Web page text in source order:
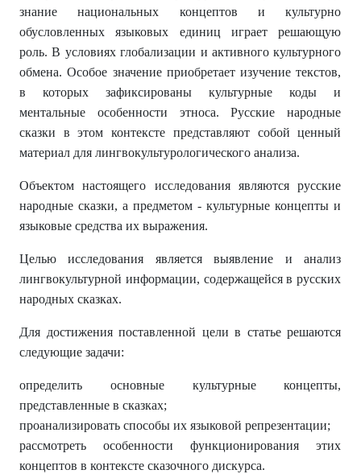
знание национальных концептов и культурно
обусловленных языковых единиц играет решающую
роль. В условиях глобализации и активного культурного
обмена. Особое значение приобретает изучение текстов,
в которых зафиксированы культурные коды и
ментальные особенности этноса. Русские народные
сказки в этом контексте представляют собой ценный
материал для лингвокультурологического анализа.
Объектом настоящего исследования являются русские
народные сказки, а предметом - культурные концепты и
языковые средства их выражения.
Целью исследования является выявление и анализ
лингвокультурной информации, содержащейся в русских
народных сказках.
Для достижения поставленной цели в статье решаются
следующие задачи:
определить основные культурные концепты,
представленные в сказках;
проанализировать способы их языковой репрезентации;
рассмотреть особенности функционирования этих
концептов в контексте сказочного дискурса.